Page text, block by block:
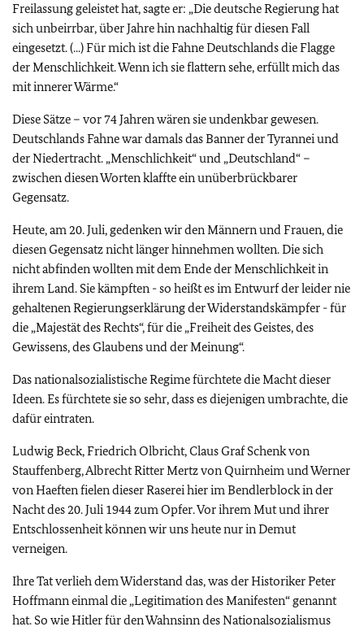
Freilassung geleistet hat, sagte er: „Die deutsche Regierung hat
sich unbeirrbar, über Jahre hin nachhaltig für diesen Fall
eingesetzt. (...) Für mich ist die Fahne Deutschlands die Flagge
der Menschlichkeit. Wenn ich sie flattern sehe, erfüllt mich das
mit innerer Wärme.“
Diese Sätze – vor 74 Jahren wären sie undenkbar gewesen.
Deutschlands Fahne war damals das Banner der Tyrannei und
der Niedertracht. „Menschlichkeit“ und „Deutschland“ –
zwischen diesen Worten klaffte ein unüberbrückbarer
Gegensatz.
Heute, am 20. Juli, gedenken wir den Männern und Frauen, die
diesen Gegensatz nicht länger hinnehmen wollten. Die sich
nicht abfinden wollten mit dem Ende der Menschlichkeit in
ihrem Land. Sie kämpften - so heißt es im Entwurf der leider nie
gehaltenen Regierungserklärung der Widerstandskämpfer - für
die „Majestät des Rechts“, für die „Freiheit des Geistes, des
Gewissens, des Glaubens und der Meinung“.
Das nationalsozialistische Regime fürchtete die Macht dieser
Ideen. Es fürchtete sie so sehr, dass es diejenigen umbrachte, die
dafür eintraten.
Ludwig Beck, Friedrich Olbricht, Claus Graf Schenk von
Stauffenberg, Albrecht Ritter Mertz von Quirnheim und Werner
von Haeften fielen dieser Raserei hier im Bendlerblock in der
Nacht des 20. Juli 1944 zum Opfer. Vor ihrem Mut und ihrer
Entschlossenheit können wir uns heute nur in Demut
verneigen.
Ihre Tat verlieh dem Widerstand das, was der Historiker Peter
Hoffmann einmal die „Legitimation des Manifesten“ genannt
hat. So wie Hitler für den Wahnsinn des Nationalsozialismus